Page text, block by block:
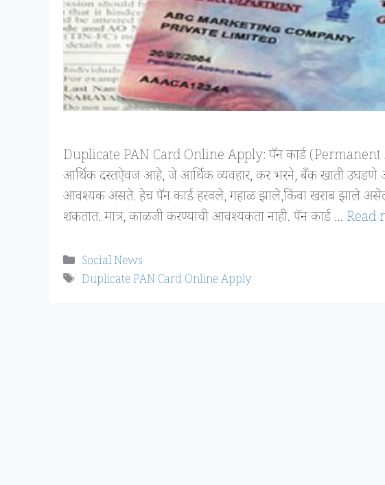
Duplicate PAN Card Online Apply: पॅन कार्ड (Permanent
आर्थिक दस्तऐवज आहे, जे आर्थिक व्यवहार, कर भरने, बँक खाती उघडणे
आवश्यक असते. हेच पॅन कार्ड हरवले, गहाळ झाले,किंवा खराब झाले
शकतात. मात्र, काळजी करण्याची आवश्यकता नाही. पॅन कार्ड … Read
Categories
Social News
Tags
Duplicate PAN Card Online Apply